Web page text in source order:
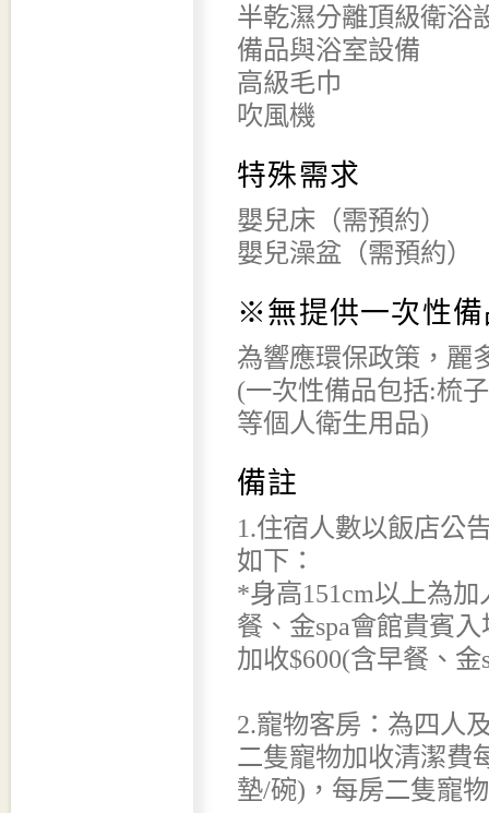
半乾濕分離頂級衛浴
備品與浴室設備
高級毛巾
吹風機
特殊需求
嬰兒床（需預約）
嬰兒澡盆（需預約）
※無提供一次性備
為響應環保政策，麗
(一次性備品包括:梳
等個人衛生用品)
備註
1.住宿人數以飯店公
如下：
*身高151cm以上為
餐、金spa會館貴賓
加收$600(含早餐、
2.寵物客房：為四人
二隻寵物加收清潔費
墊/碗)，每房二隻寵